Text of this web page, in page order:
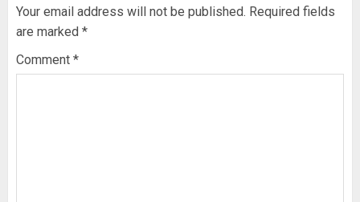
Your email address will not be published. Required fields
are marked *
Comment *